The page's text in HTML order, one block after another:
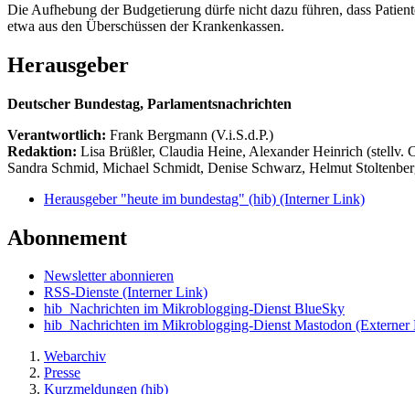
Die Aufhebung der Budgetierung dürfe nicht dazu führen, dass
etwa aus den Überschüssen der Krankenkassen.
Herausgeber
Deutscher Bundestag, Parlamentsnachrichten
Verantwortlich: Frank Bergmann (V.i.S.d.P.)
Redaktion: Lisa Brüßler, Claudia Heine, Alexander Heinrich (stellv.
Sandra Schmid, Michael Schmidt, Denise Schwarz, Helmut
Herausgeber "heute im bundestag" (hib) (Interner Link)
Abonnement
Newsletter abonnieren
RSS-Dienste (Interner Link)
hib_Nachrichten im Mikroblogging-Dienst BlueSky
hib_Nachrichten im Mikroblogging-Dienst Mastodon (Externer
Webarchiv
Presse
Kurzmeldungen (hib)